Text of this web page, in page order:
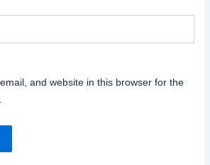
and website in this browser for the